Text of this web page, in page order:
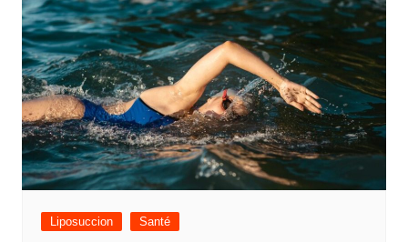
Liposuccion Santé